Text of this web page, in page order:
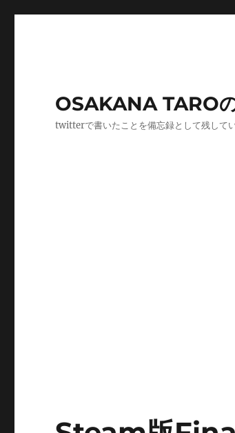
OSAKANA TARO
twitterで書いたことを備忘録として残して